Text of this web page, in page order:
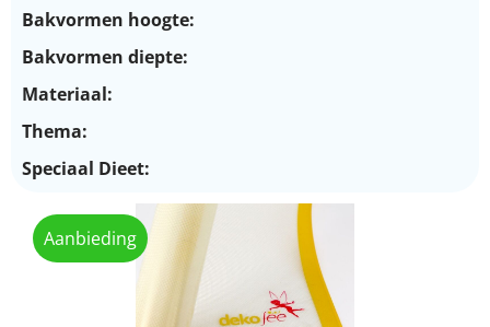
Bakvormen hoogte:
Bakvormen diepte:
Materiaal:
Thema:
Speciaal Dieet:
Aanbieding